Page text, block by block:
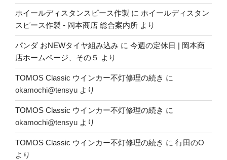
ホイールディスタンスピース作製 に ホイールディスタン
スピース作製 - 岡本商店 総合案内所 より
パンダ おNEWタイヤ組み込み に 今週の定休日 | 岡本商
店ホームページ、その５ より
TOMOS Classic ウインカー不灯修理の続き に
okamochi@tensyu より
TOMOS Classic ウインカー不灯修理の続き に
okamochi@tensyu より
TOMOS Classic ウインカー不灯修理の続き に 行田のO
より